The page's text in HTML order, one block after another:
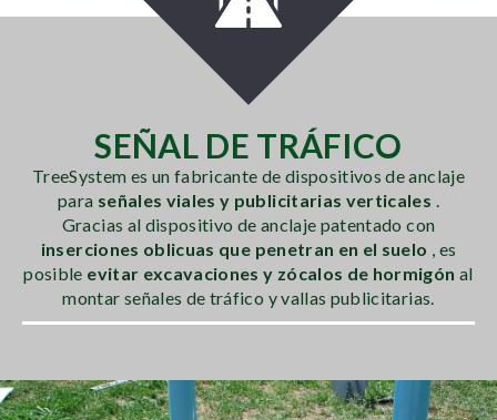
SEÑAL DE TRÁFICO
TreeSystem es un fabricante de dispositivos de anclaje
para señales viales y publicitarias verticales .
Gracias al dispositivo de anclaje patentado con
inserciones oblicuas que penetran en el suelo , es
posible evitar excavaciones y zócalos de hormigón al
montar señales de tráfico y vallas publicitarias.